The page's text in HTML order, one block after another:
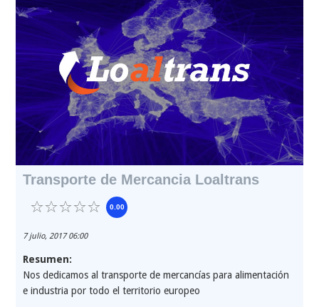
Transporte de Mercancia Loaltrans
0.00
7 julio, 2017 06:00
Resumen:
Nos dedicamos al transporte de mercancías para alimentación
e industria por todo el territorio europeo